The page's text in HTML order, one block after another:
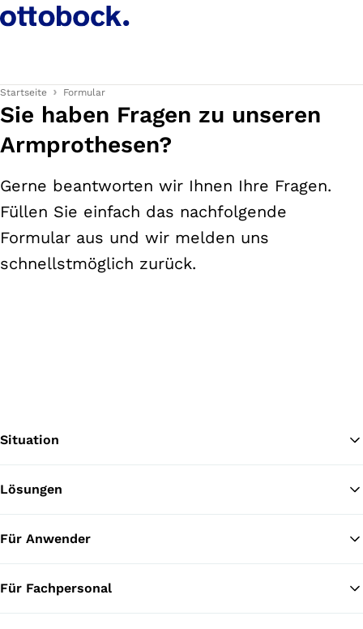
Startseite Formular
Sie haben Fragen zu unseren
Armprothesen?
Gerne beantworten wir Ihnen Ihre Fragen.
Füllen Sie einfach das nachfolgende
Formular aus und wir melden uns
schnellstmöglich zurück.
Situation
Lösungen
Für Anwender
Für Fachpersonal